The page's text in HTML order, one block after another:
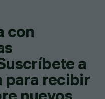
con
a
para recibir